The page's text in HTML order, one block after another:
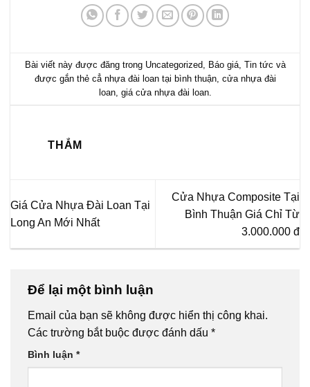
Bài viết này được đăng trong Uncategorized Báo giá, Tin tức và
được gắn thẻ cẳ nhựa đài loan tại bình thuận, cửa nhựa đài
loan, giá cửa nhựa đài loan.
THẮM
Giá Cửa Nhựa Đài Loan Tại
Long An Mới Nhất
Cửa Nhựa Composite Tại
Bình Thuận Giá Chỉ Từ
3.000.000 đ
Để lại một bình luận
Email của bạn sẽ không được hiển thị công khai.
Các trường bắt buộc được đánh dấu *
Bình luận *